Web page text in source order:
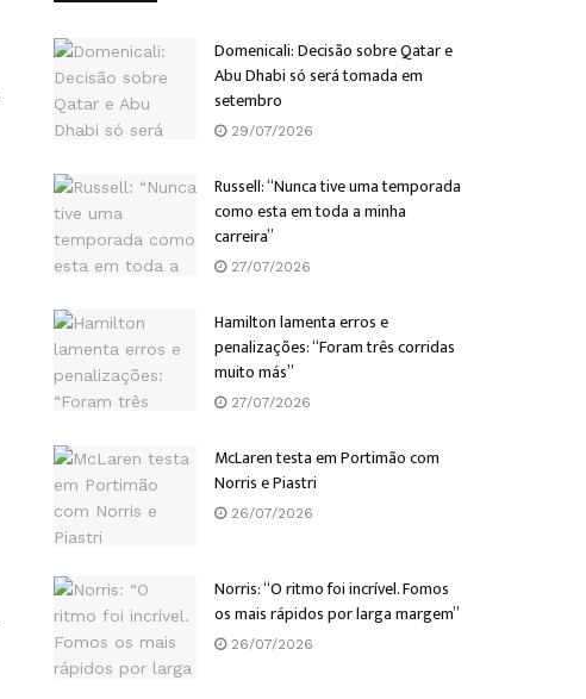
Domenicali: Decisão sobre Qatar e
Abu Dhabi só será tomada em
setembro
29/07/2026
Russell: “Nunca tive uma temporada
como esta em toda a minha
carreira”
27/07/2026
Hamilton lamenta erros e
penalizações: “Foram três corridas
muito más”
27/07/2026
McLaren testa em Portimão com
Norris e Piastri
26/07/2026
Norris: “O ritmo foi incrível. Fomos
os mais rápidos por larga margem”
26/07/2026